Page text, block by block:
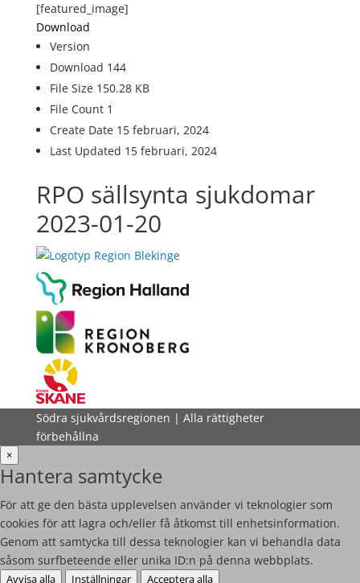
[featured_image]
Download
Version
Download 144
File Size 150.28 KB
File Count 1
Create Date 15 februari, 2024
Last Updated 15 februari, 2024
RPO sällsynta sjukdomar
2023-01-20
Södra sjukvårdsregionen | Alla rättigheter
förbehållna
×
Hantera samtycke
För att ge den bästa upplevelsen använder vi teknologier som
cookies för att lagra och/eller få åtkomst till enhetsinformation.
Genom att samtycka till dessa teknologier kan vi behandla data
såsom surfbeteende eller unika ID:n på denna webbplats.
Avvisa alla Inställningar Acceptera alla